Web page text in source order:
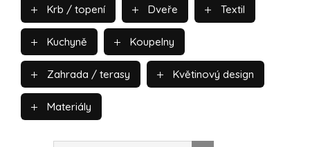
Krb / topení Dveře Textil
Kuchyně Koupelny
Zahrada / terasy Květinový design
Materiály